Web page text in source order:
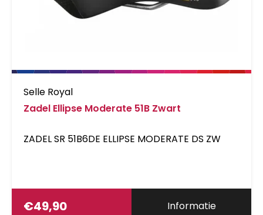
Selle Royal
Zadel Ellipse Moderate 51B Zwart
ZADEL SR 51B6DE ELLIPSE MODERATE DS ZW
€49,90 Informatie